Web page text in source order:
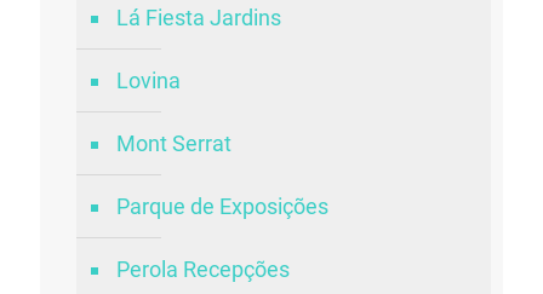
Lá Fiesta Jardins
Lovina
Mont Serrat
Parque de Exposições
Perola Recepções